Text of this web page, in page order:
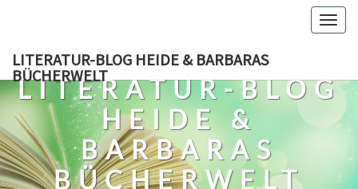
content
LITERATUR-BLOG HEIDE & BARBARAS
BÜCHERWELT
LITERATUR-BLOG
HEIDE &
BARBARAS
BÜCHERWELT